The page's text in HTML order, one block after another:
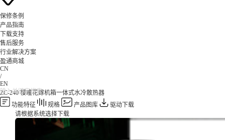
保修条例
产品指南
下载支持
售后服务
行业解决方案
盈通商城
CN
/
EN
ZC-240 樱瞳花嫁机箱一体式水冷散热器
功能特征
规格 产品图库
驱动下载
请根据系统选择下载